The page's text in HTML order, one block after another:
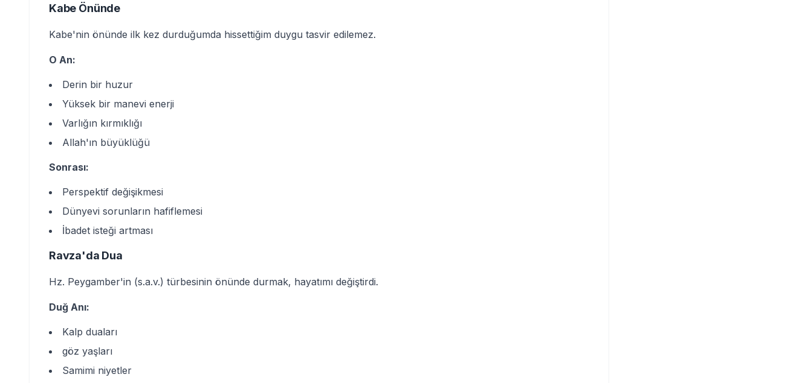
Kabe Önünde
Kabe'nin önünde ilk kez durduğumda hissettiğim duygu tasvir edilemez.
O An:
Derin bir huzur
Yüksek bir manevi enerji
Varlığın kırmıklığı
Allah'ın büyüklüğü
Sonrası:
Perspektif değişikmesi
Dünyevi sorunların hafiflemesi
İbadet isteği artması
Ravza'da Dua
Hz. Peygamber'in (s.a.v.) türbesinin önünde durmak, hayatımı değiştirdi.
Duğ Anı:
Kalp duaları
göz yaşları
Samimi niyetler